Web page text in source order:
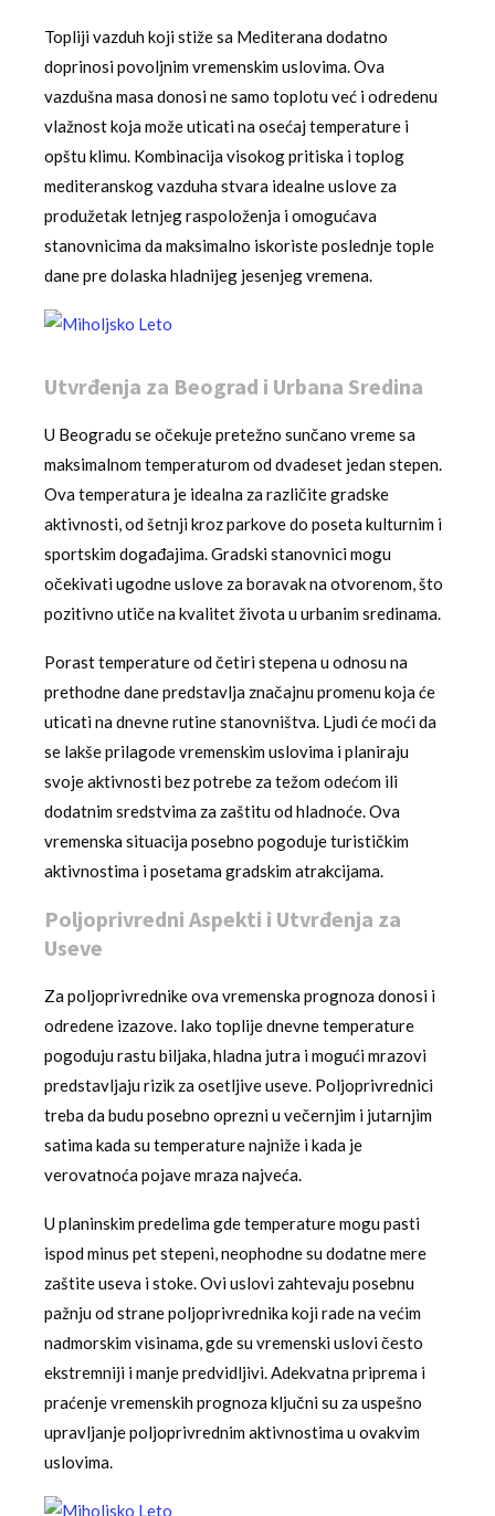
Topliji vazduh koji stiže sa Mediterana dodatno
doprinosi povoljnim vremenskim uslovima. Ova
vazdušna masa donosi ne samo toplotu već i odredenu
vlažnost koja može uticati na osećaj temperature i
opštu klimu. Kombinacija visokog pritiska i toplog
mediteranskog vazduha stvara idealne uslove za
produžetak letnjeg raspoloženja i omogućava
stanovnicima da maksimalno iskoriste poslednje tople
dane pre dolaska hladnijeg jesenjeg vremena.
Utvrđenja za Beograd i Urbana Sredina
U Beogradu se očekuje pretežno sunčano vreme sa
maksimalnom temperaturom od dvadeset jedan stepen.
Ova temperatura je idealna za različite gradske
aktivnosti, od šetnji kroz parkove do poseta kulturnim i
sportskim događajima. Gradski stanovnici mogu
očekivati ugodne uslove za boravak na otvorenom, što
pozitivno utiče na kvalitet života u urbanim sredinama.
Porast temperature od četiri stepena u odnosu na
prethodne dane predstavlja značajnu promenu koja će
uticati na dnevne rutine stanovništva. Ljudi će moći da
se lakše prilagode vremenskim uslovima i planiraju
svoje aktivnosti bez potrebe za težom odećom ili
dodatnim sredstvima za zaštitu od hladnoće. Ova
vremenska situacija posebno pogoduje turističkim
aktivnostima i posetama gradskim atrakcijama.
Poljoprivredni Aspekti i Utvrđenja za
Useve
Za poljoprivrednike ova vremenska prognoza donosi i
odredene izazove. Iako toplije dnevne temperature
pogoduju rastu biljaka, hladna jutra i mogući mrazovi
predstavljaju rizik za osetljive useve. Poljoprivrednici
treba da budu posebno oprezni u večernjim i jutarnjim
satima kada su temperature najniže i kada je
verovatnoća pojave mraza najveća.
U planinskim predelima gde temperature mogu pasti
ispod minus pet stepeni, neophodne su dodatne mere
zaštite useva i stoke. Ovi uslovi zahtevaju posebnu
pažnju od strane poljoprivrednika koji rade na većim
nadmorskim visinama, gde su vremenski uslovi često
ekstremniji i manje predvidljivi. Adekvatna priprema i
praćenje vremenskih prognoza ključni su za uspešno
upravljanje poljoprivrednim aktivnostima u ovakvim
uslovima.